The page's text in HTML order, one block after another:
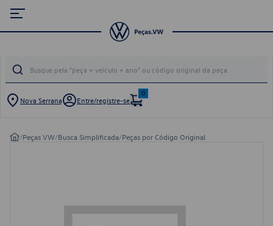
Nova Serrana Entre/registre-se
0
/Peças VW/Busca Simplificada/Peças por Código Original